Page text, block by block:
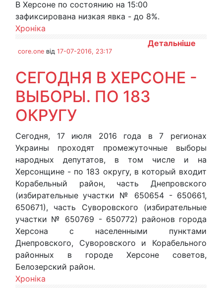
В Херсоне по состоянию на 15:00
зафиксирована низкая явка - до 8%.
Хроніка
Детальніше
core.one від 17-07-2016, 23:17
СЕГОДНЯ В ХЕРСОНЕ -
ВЫБОРЫ. ПО 183
ОКРУГУ
Сегодня, 17 июля 2016 года в 7 регионах
Украины проходят промежуточные выборы
народных депутатов, в том числе и на
Херсонщине - по 183 округу, в который входит
Корабельный район, часть Днепровского
(избирательные участки № 650654 - 650661,
650671), часть Суворовского (избирательные
участки № 650769 - 650772) районов города
Херсона с населенными пунктами
Днепровского, Суворовского и Корабельного
районных в городе Херсоне советов,
Белозерский район.
Хроніка